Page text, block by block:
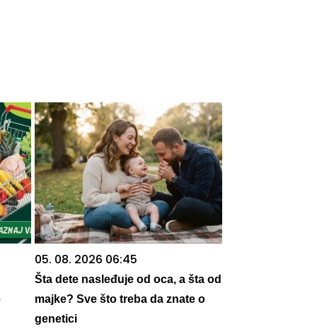
05. 08. 2026 06:45
Šta dete nasleđuje od oca, a šta od
majke? Sve što treba da znate o
genetici